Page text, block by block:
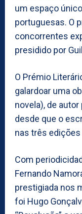
um espaço
portuguesas. O
concorrentes
presidido por
O Prémio
galardoar uma
novela), de
desde que o
nas três
Com
Fernando
prestigiada nos
foi Hugo